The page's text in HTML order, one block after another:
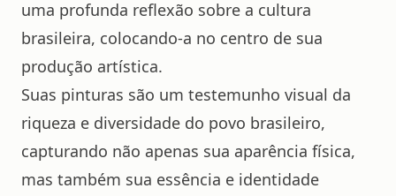
uma profunda reflexão sobre a cultura
brasileira, colocando-a no centro de sua
produção artística.
Suas pinturas são um testemunho visual da
riqueza e diversidade do povo brasileiro,
capturando não apenas sua aparência física,
mas também sua essência e identidade